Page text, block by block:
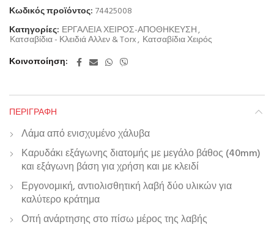
Κωδικός προϊόντος: 74425008
Κατηγορίες: ΕΡΓΑΛΕΙΑ ΧΕΙΡΟΣ-ΑΠΟΘΗΚΕΥΣΗ,
Κατσαβίδια - Κλειδιά Αλλεν & Torx, Κατσαβίδια Χειρός
Κοινοποίηση
ΠΕΡΙΓΡΑΦΉ
Λάμα από ενισχυμένο χάλυβα
Καρυδάκι εξάγωνης διατομής με μεγάλο βάθος (40mm)
και εξάγωνη βάση για χρήση και με κλειδί
Εργονομική, αντιολισθητική λαβή δύο υλικών για
καλύτερο κράτημα
Οπή ανάρτησης στο πίσω μέρος της λαβής